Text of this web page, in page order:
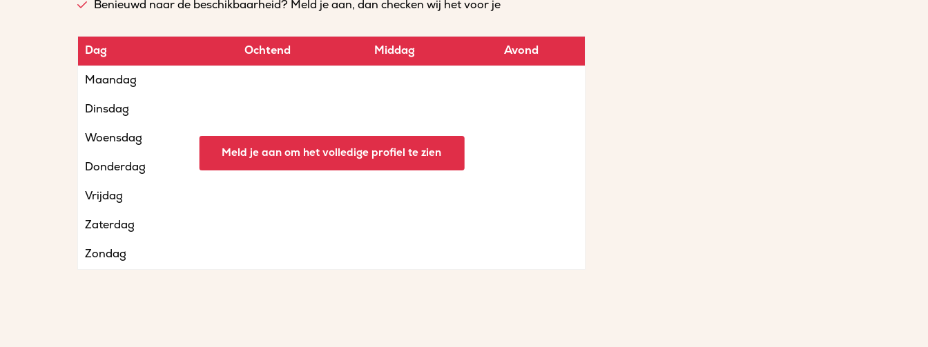
Benieuwd naar de beschikbaarheid? Meld je aan, dan checken wij het voor je
Dag Ochtend Middag Avond
Maandag
Dinsdag
Woensdag
Donderdag
Vrijdag
Zaterdag
Zondag
Meld je aan om het volledige profiel te zien